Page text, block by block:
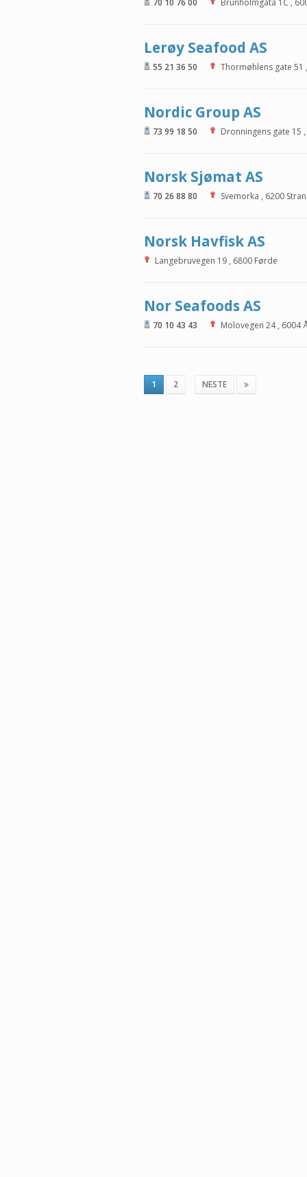
70 10 76 00 Brunholmgata 1C ,
Lerøy Seafood AS
55 21 36 50 Thormøhlens gate 51
Nordic Group AS
73 99 18 50 Dronningens gate 15 ,
Norsk Sjømat AS
70 26 88 80 Svemorka , 6200
Norsk Havfisk AS
Langebruvegen 19 , 6800 Førde
Nor Seafoods AS
70 10 43 43 Molovegen 24, 6004
1 2 NESTE